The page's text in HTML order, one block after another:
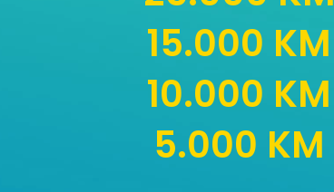
15.000 KM
10.000 KM
5.000 KM